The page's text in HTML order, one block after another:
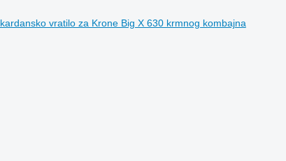
kardansko vratilo za Krone Big X 630 krmnog kombajna